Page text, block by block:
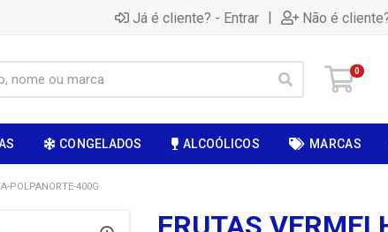
Já é cliente? - Entrar | Não é
0
CONGELADOS ALCOÓLICOS MARCAS
POLPANORTE-400G